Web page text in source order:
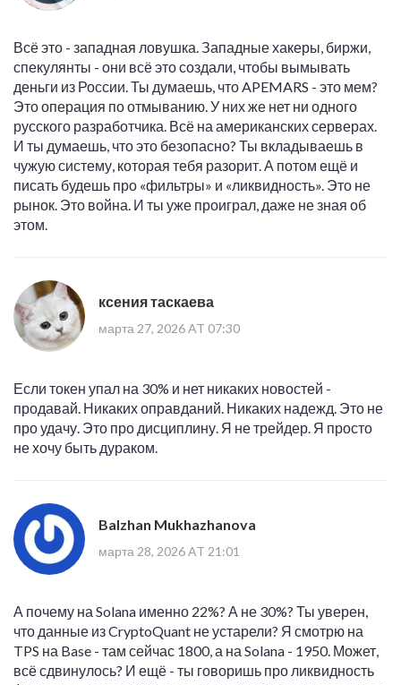
Всё это - западная ловушка. Западные хакеры, биржи,
спекулянты - они всё это создали, чтобы вымывать
деньги из России. Ты думаешь, что APEMARS - это мем?
Это операция по отмыванию. У них же нет ни одного
русского разработчика. Всё на американских серверах.
И ты думаешь, что это безопасно? Ты вкладываешь в
чужую систему, которая тебя разорит. А потом ещё и
писать будешь про «фильтры» и «ликвидность». Это не
рынок. Это война. И ты уже проиграл, даже не зная об
этом.
ксения таскаева
марта 27, 2026 AT 07:30
Если токен упал на 30% и нет никаких новостей -
продавай. Никаких оправданий. Никаких надежд. Это не
про удачу. Это про дисциплину. Я не трейдер. Я просто
не хочу быть дураком.
Balzhan Mukhazhanova
марта 28, 2026 AT 21:01
А почему на Solana именно 22%? А не 30%? Ты уверен,
что данные из CryptoQuant не устарели? Я смотрю на
TPS на Base - там сейчас 1800, а на Solana - 1950. Может,
всё сдвинулось? И ещё - ты говоришь про ликвидность